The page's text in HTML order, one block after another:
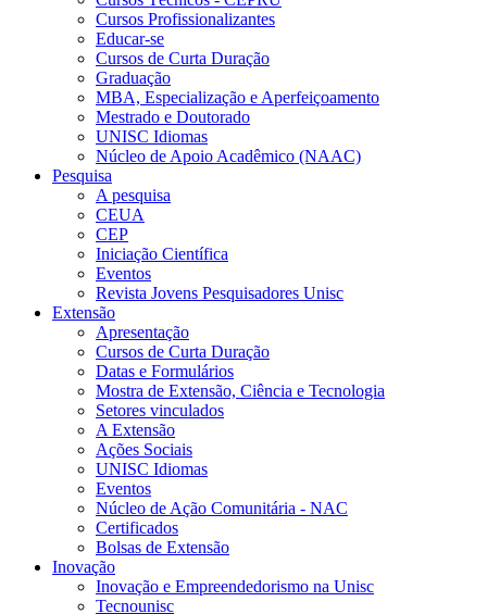
Cursos Profissionalizantes
Educar-se
Cursos de Curta Duração
Graduação
MBA, Especialização e Aperfeiçoamento
Mestrado e Doutorado
UNISC Idiomas
Núcleo de Apoio Acadêmico (NAAC)
Pesquisa
A pesquisa
CEUA
CEP
Iniciação Científica
Eventos
Revista Jovens Pesquisadores Unisc
Extensão
Apresentação
Cursos de Curta Duração
Datas e Formulários
Mostra de Extensão, Ciência e Tecnologia
Setores vinculados
A Extensão
Ações Sociais
UNISC Idiomas
Eventos
Núcleo de Ação Comunitária - NAC
Certificados
Bolsas de Extensão
Inovação
Inovação e Empreendedorismo na Unisc
Tecnounisc